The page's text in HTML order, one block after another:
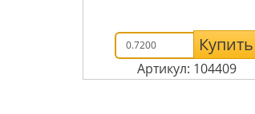
Купить
Артикул: 104409